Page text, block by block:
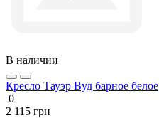
В наличии
Кресло Тауэр Вуд барное белое
0
2 115 грн